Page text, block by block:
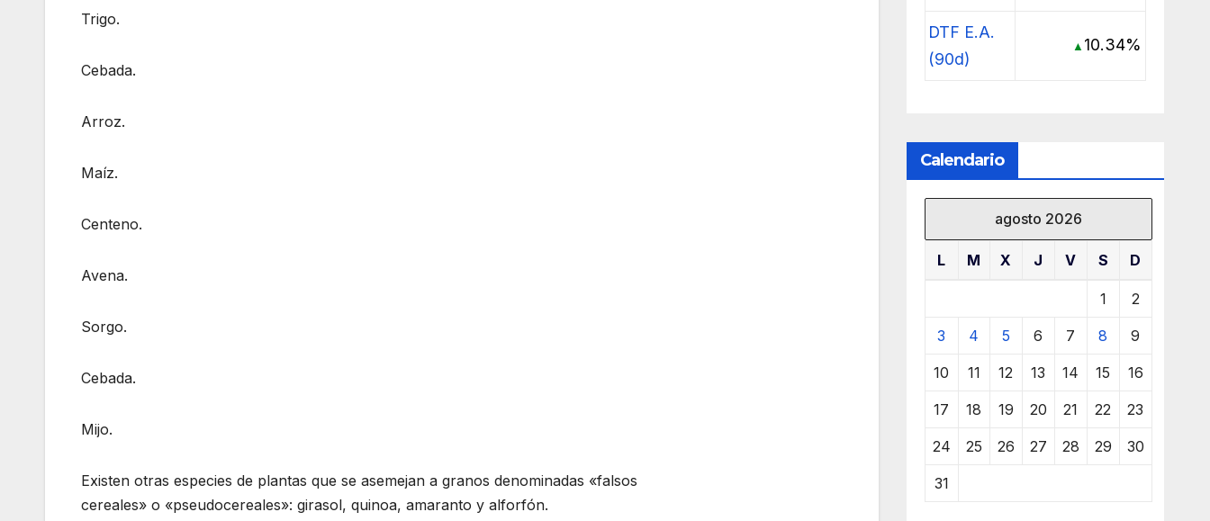
Trigo.
Cebada.
Arroz.
Maíz.
Centeno.
Avena.
Sorgo.
Cebada.
Mijo.
Existen otras especies de plantas que se asemejan a granos denominadas «falsos
cereales» o «pseudocereales»: girasol, quinoa, amaranto y alforfón.
DTF E.A.
(90d)
▲ 10.34%
Calendario
agosto 2026
L M X J V S D
1 2
3 4 5 6 7 8 9
10 11 12 13 14 15 16
17 18 19 20 21 22 23
24 25 26 27 28 29 30
31